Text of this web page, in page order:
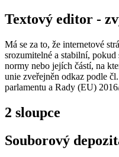
Textový editor -
Má se za to, že internetové
srozumitelné a stabilní,
normy nebo jejích částí, na
unie zveřejněn odkaz podle
parlamentu a Rady (EU)
2 sloupce
Souborový